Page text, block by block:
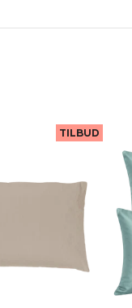
TILBUD